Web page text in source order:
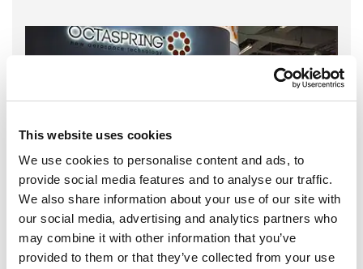
This website uses cookies
We use cookies to personalise content and ads, to
provide social media features and to analyse our traffic.
We also share information about your use of our site with
our social media, advertising and analytics partners who
may combine it with other information that you’ve
provided to them or that they’ve collected from your use